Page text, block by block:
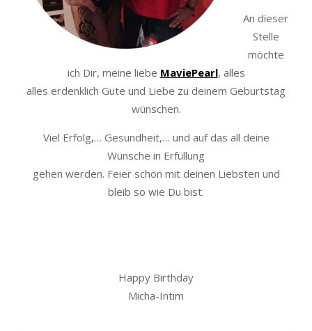
An dieser
Stelle
möchte
ich Dir, meine liebe MaviePearl, alles
alles erdenklich Gute und Liebe zu deinem Geburtstag
wünschen.
Viel Erfolg,… Gesundheit,… und auf das all deine
Wünsche in Erfüllung
gehen werden. Feier schön mit deinen Liebsten und
bleib so wie Du bist.
Happy Birthday
Micha-Intim